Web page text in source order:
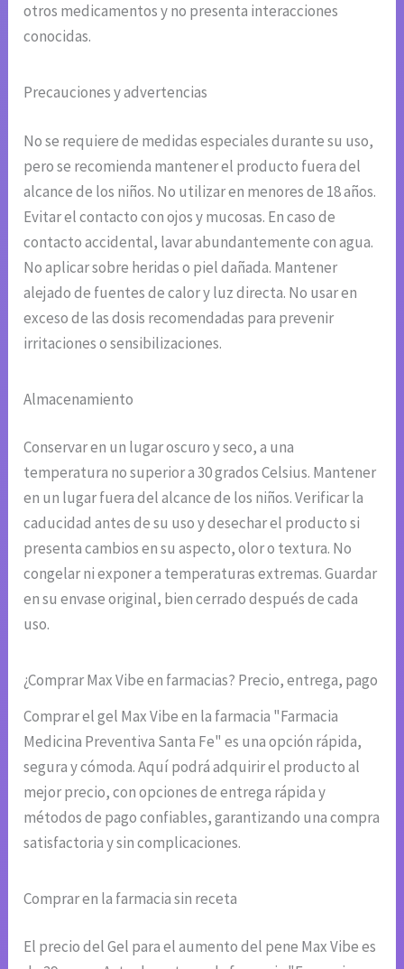
otros medicamentos y no presenta interacciones
conocidas.
Precauciones y advertencias
No se requiere de medidas especiales durante su uso,
pero se recomienda mantener el producto fuera del
alcance de los niños. No utilizar en menores de 18 años.
Evitar el contacto con ojos y mucosas. En caso de
contacto accidental, lavar abundantemente con agua.
No aplicar sobre heridas o piel dañada. Mantener
alejado de fuentes de calor y luz directa. No usar en
exceso de las dosis recomendadas para prevenir
irritaciones o sensibilizaciones.
Almacenamiento
Conservar en un lugar oscuro y seco, a una
temperatura no superior a 30 grados Celsius. Mantener
en un lugar fuera del alcance de los niños. Verificar la
caducidad antes de su uso y desechar el producto si
presenta cambios en su aspecto, olor o textura. No
congelar ni exponer a temperaturas extremas. Guardar
en su envase original, bien cerrado después de cada
uso.
¿Comprar Max Vibe en farmacias? Precio, entrega, pago
Comprar el gel Max Vibe en la farmacia "Farmacia
Medicina Preventiva Santa Fe" es una opción rápida,
segura y cómoda. Aquí podrá adquirir el producto al
mejor precio, con opciones de entrega rápida y
métodos de pago confiables, garantizando una compra
satisfactoria y sin complicaciones.
Comprar en la farmacia sin receta
El precio del Gel para el aumento del pene Max Vibe es